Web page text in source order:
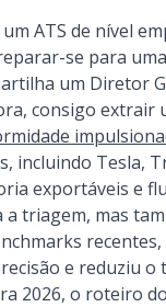
ATS de nível
se para
um Diretor
consigo
incluindo
exportáveis e
triagem, mas
e reduziu
2026, o roteiro